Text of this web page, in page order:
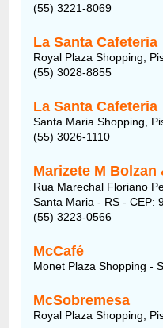
(55) 3221-8069
La Santa Cafeteria
Royal Plaza Shopping,
(55) 3028-8855
La Santa Cafeteria
Santa Maria Shopping,
(55) 3026-1110
Marizete M Bolzan
Rua Marechal Floriano
Santa Maria - RS - CEP:
(55) 3223-0566
McCafé
Monet Plaza Shopping -
McSobremesa
Royal Plaza Shopping,